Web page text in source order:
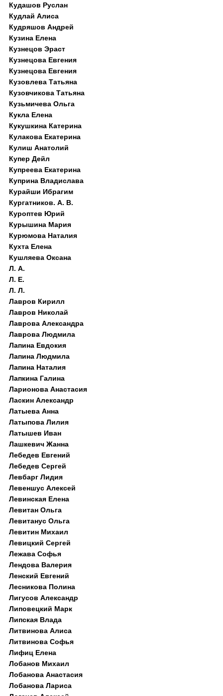
Кудашов Руслан
Кудлай Алиса
Кудряшов Андрей
Кузина Елена
Кузнецов Эраст
Кузнецова Евгения
Кузнецова Евгения
Кузовлева Татьяна
Кузовчикова Татьяна
Кузьмичева Ольга
Кукла Елена
Кукушкина Катерина
Кулакова Екатерина
Кулиш Анатолий
Купер Дейл
Купреева Екатерина
Куприна Владислава
Курайши Ибрагим
Кургатников. А. В.
Куроптев Юрий
Курышина Мария
Курюмова Наталия
Кухта Елена
Кушляева Оксана
Л. А.
Л. Е.
Л. Л.
Лавров Кирилл
Лавров Николай
Лаврова Александра
Лаврова Людмила
Лапина Евдокия
Лапина Людмила
Лапина Наталия
Лапкина Галина
Ларионова Анастасия
Ласкин Александр
Латыева Анна
Латыпова Лилия
Латышев Иван
Лашкевич Жанна
Лебедев Евгений
Лебедев Сергей
Левбарг Лидия
Левеншус Алексей
Левинская Елена
Левитан Ольга
Левитанус Ольга
Левитин Михаил
Левицкий Сергей
Лежава Софья
Лендова Валерия
Ленский Евгений
Лесникова Полина
Лигусов Александр
Липовецкий Марк
Липская Влада
Литвинова Алиса
Литвинова Софья
Лифиц Елена
Лобанов Михаил
Лобанова Анастасия
Лобанова Лариса